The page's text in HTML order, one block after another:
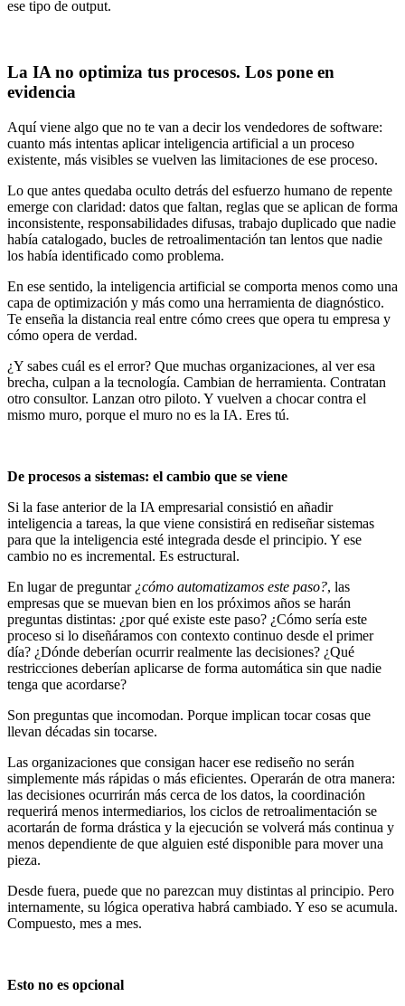
ese tipo de output.
La IA no optimiza tus procesos. Los pone en
evidencia
Aquí viene algo que no te van a decir los vendedores de software:
cuanto más intentas aplicar inteligencia artificial a un proceso
existente, más visibles se vuelven las limitaciones de ese proceso.
Lo que antes quedaba oculto detrás del esfuerzo humano de repente
emerge con claridad: datos que faltan, reglas que se aplican de forma
inconsistente, responsabilidades difusas, trabajo duplicado que nadie
había catalogado, bucles de retroalimentación tan lentos que nadie
los había identificado como problema.
En ese sentido, la inteligencia artificial se comporta menos como una
capa de optimización y más como una herramienta de diagnóstico.
Te enseña la distancia real entre cómo crees que opera tu empresa y
cómo opera de verdad.
¿Y sabes cuál es el error? Que muchas organizaciones, al ver esa
brecha, culpan a la tecnología. Cambian de herramienta. Contratan
otro consultor. Lanzan otro piloto. Y vuelven a chocar contra el
mismo muro, porque el muro no es la IA. Eres tú.
De procesos a sistemas: el cambio que se viene
Si la fase anterior de la IA empresarial consistió en añadir
inteligencia a tareas, la que viene consistirá en rediseñar sistemas
para que la inteligencia esté integrada desde el principio. Y ese
cambio no es incremental. Es estructural.
En lugar de preguntar ¿cómo automatizamos este paso?, las
empresas que se muevan bien en los próximos años se harán
preguntas distintas: ¿por qué existe este paso? ¿Cómo sería este
proceso si lo diseñáramos con contexto continuo desde el primer
día? ¿Dónde deberían ocurrir realmente las decisiones? ¿Qué
restricciones deberían aplicarse de forma automática sin que nadie
tenga que acordarse?
Son preguntas que incomodan. Porque implican tocar cosas que
llevan décadas sin tocarse.
Las organizaciones que consigan hacer ese rediseño no serán
simplemente más rápidas o más eficientes. Operarán de otra manera:
las decisiones ocurrirán más cerca de los datos, la coordinación
requerirá menos intermediarios, los ciclos de retroalimentación se
acortarán de forma drástica y la ejecución se volverá más continua y
menos dependiente de que alguien esté disponible para mover una
pieza.
Desde fuera, puede que no parezcan muy distintas al principio. Pero
internamente, su lógica operativa habrá cambiado. Y eso se acumula.
Compuesto, mes a mes.
Esto no es opcional